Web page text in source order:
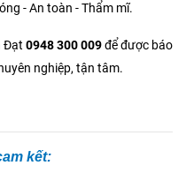
- An toàn - Thẩm mĩ.
Đạt 0948 300 009để được báo
nghiệp, tận tâm.
kết: